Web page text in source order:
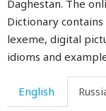
Daghestan. The
Dictionary
lexeme, digital
idioms and
English
откуда
откуда-нибудь
откуда-то